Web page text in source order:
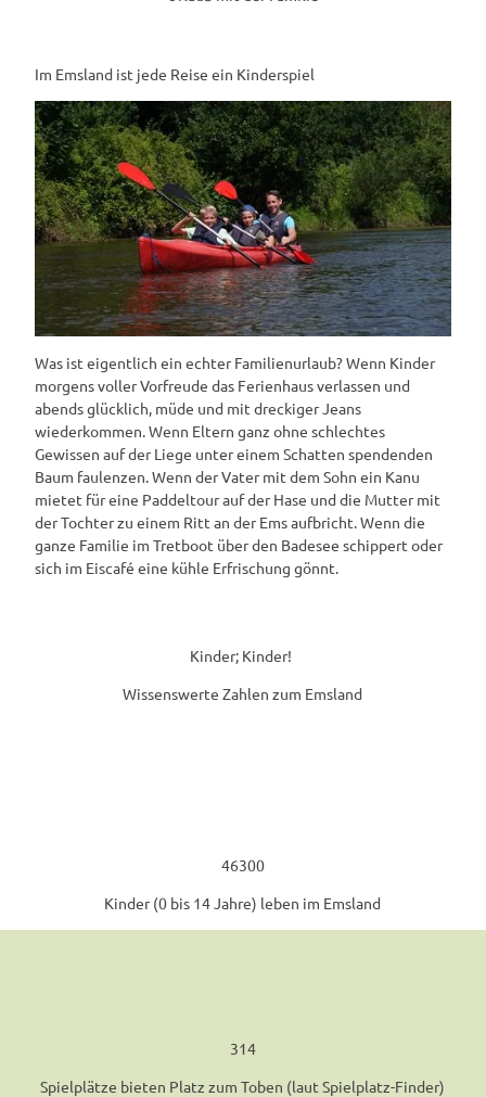
Im Emsland ist jede Reise ein Kinderspiel
Was ist eigentlich ein echter Familienurlaub? Wenn Kinder
morgens voller Vorfreude das Ferienhaus verlassen und
abends glücklich, müde und mit dreckiger Jeans
wiederkommen. Wenn Eltern ganz ohne schlechtes
Gewissen auf der Liege unter einem Schatten spendenden
Baum faulenzen. Wenn der Vater mit dem Sohn ein Kanu
mietet für eine Paddeltour auf der Hase und die Mutter mit
der Tochter zu einem Ritt an der Ems aufbricht. Wenn die
ganze Familie im Tretboot über den Badesee schippert oder
sich im Eiscafé eine kühle Erfrischung gönnt.
Kinder; Kinder!
Wissenswerte Zahlen zum Emsland
46300
Kinder (0 bis 14 Jahre) leben im Emsland
314
Spielplätze bieten Platz zum Toben (laut Spielplatz-Finder)